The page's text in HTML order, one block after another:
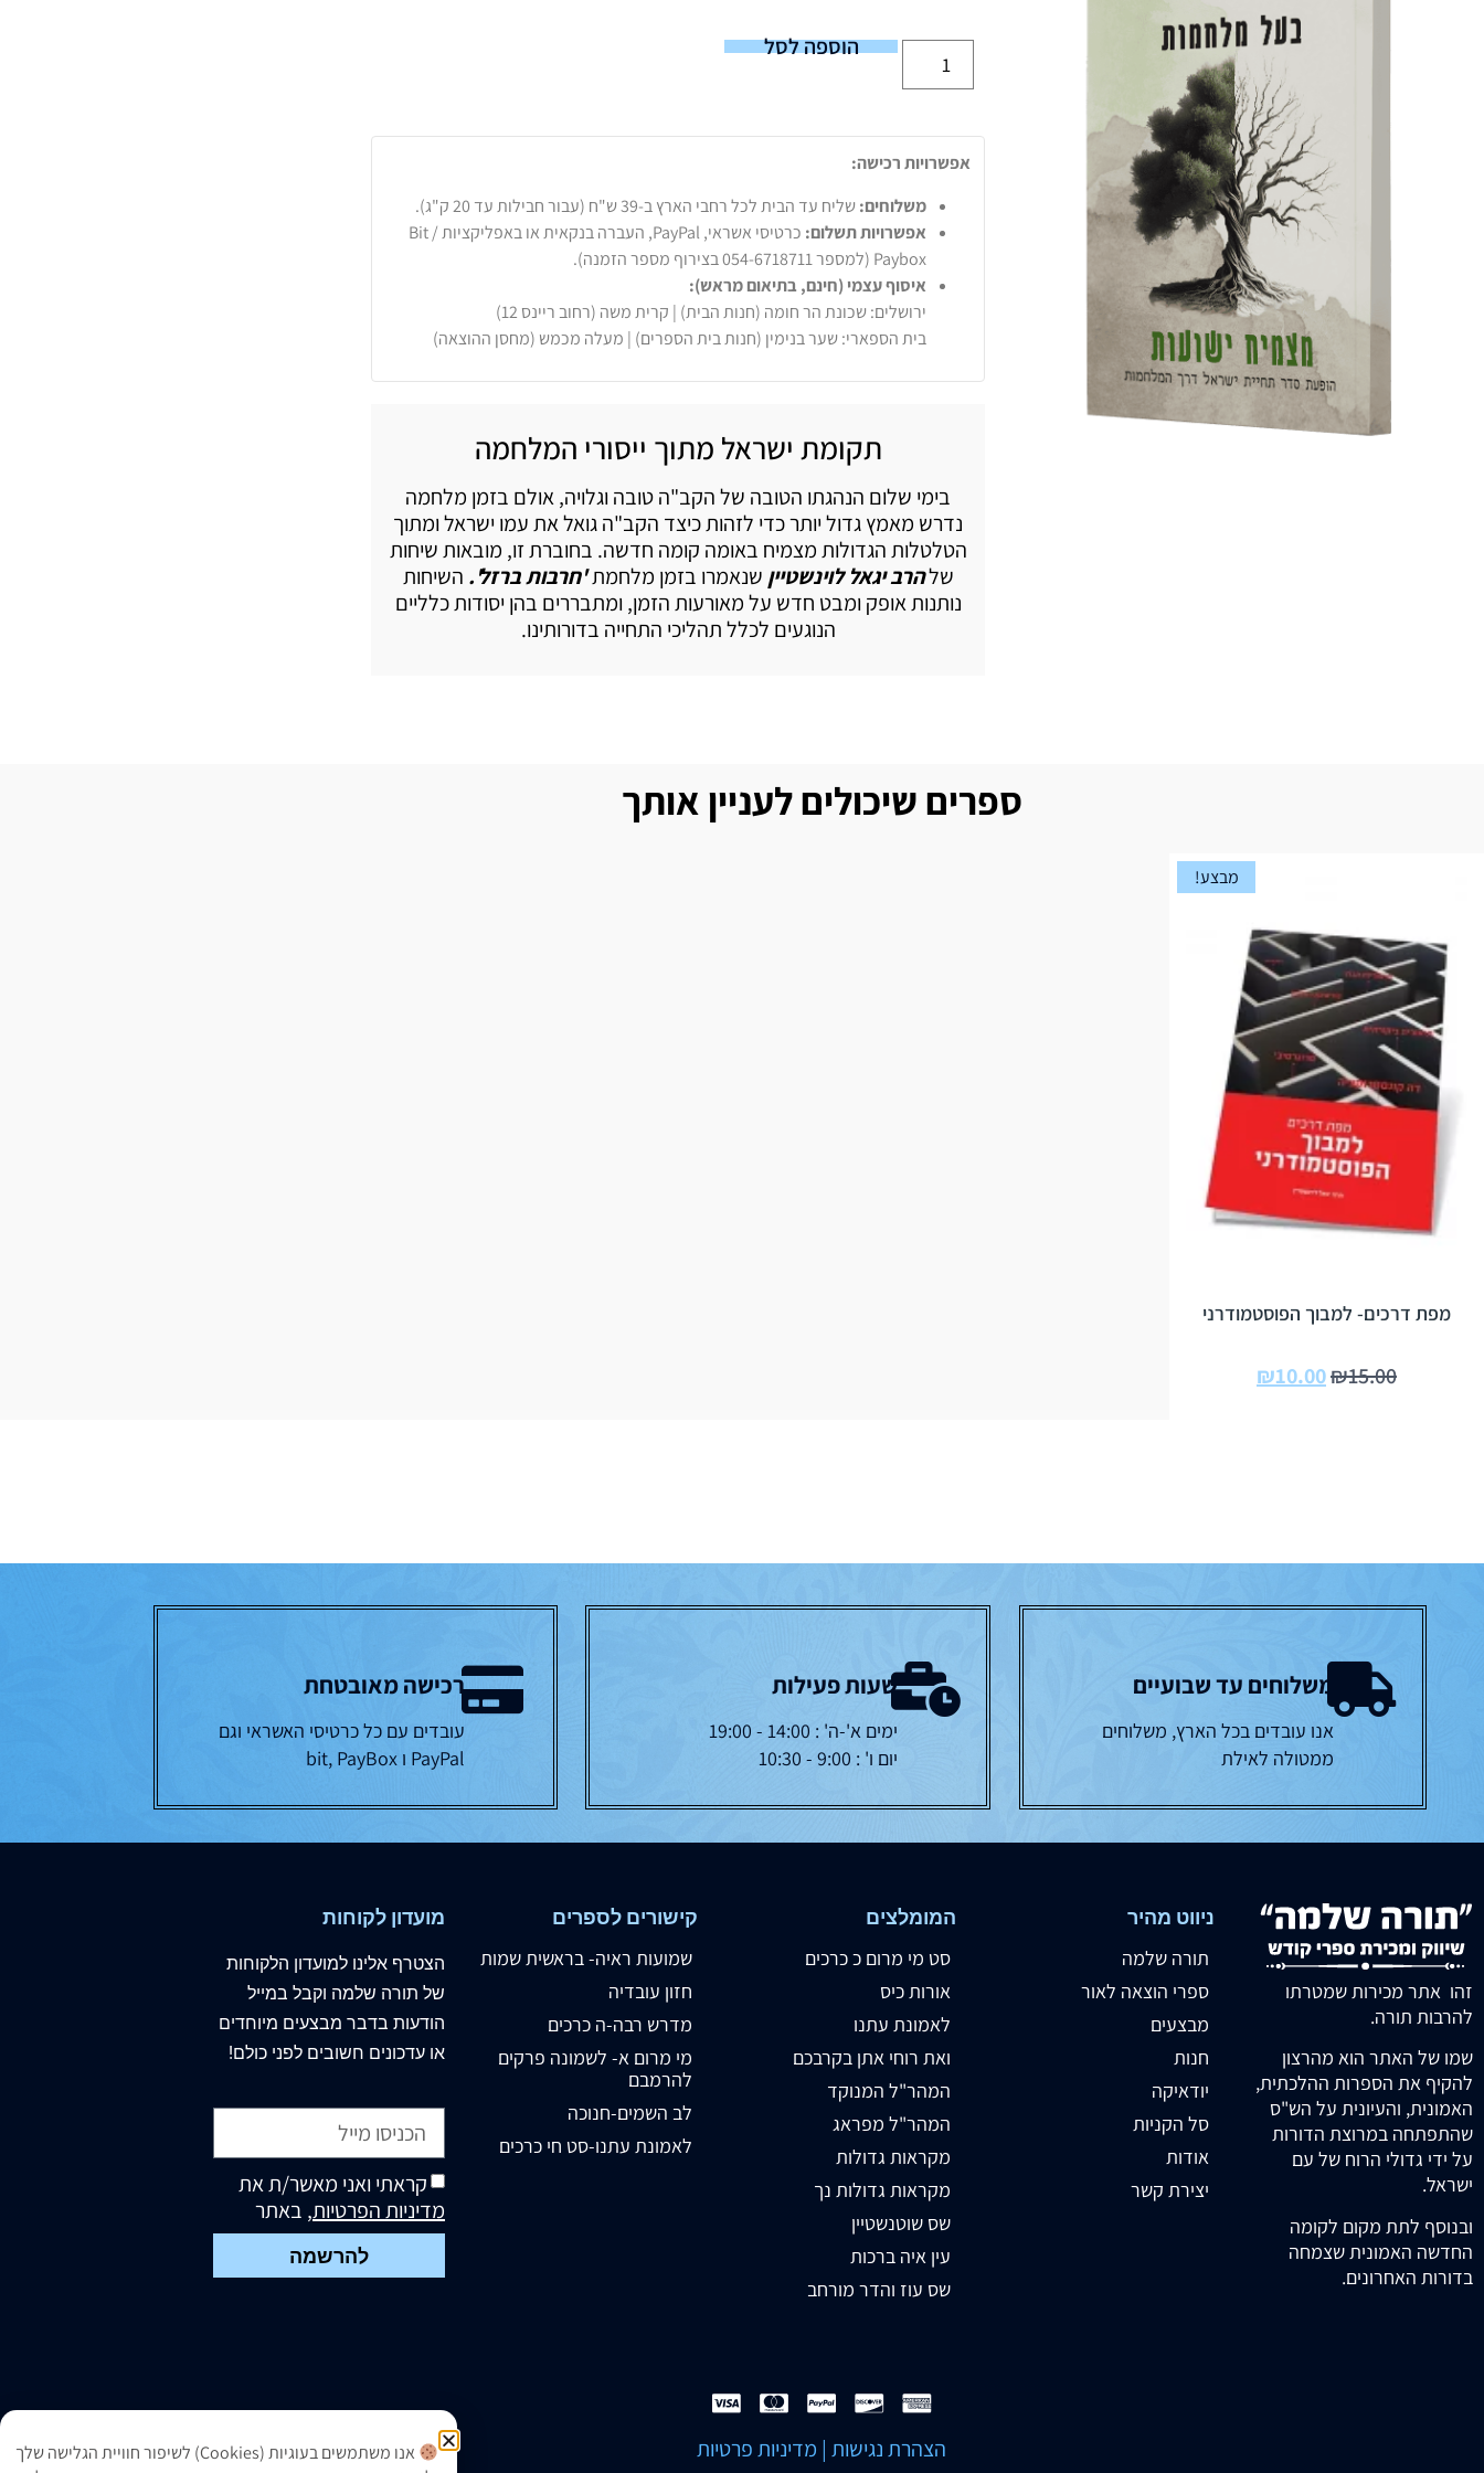
הוספה לסל
אפשרויות רכישה:
משלוחים:שליח עד הבית לכל רחבי הארץ ב-39 ש"ח (עבור חבילות עד 20 ק"ג).
אפשרויות תשלום:
כרטיסי אשראי, PayPal, העברה בנקאית או באפליקציות Bit /
Paybox (למספר 054-6718711 בצירוף מספר הזמנה).
איסוף עצמי (חינם, בתיאום מראש):
ירושלים: שכונת הר חומה (חנות הבית) | קרית משה (רחוב ריינס 12)
בית הספארי: שער בנימין (חנות בית הספרים) | מעלה מכמש (מחסן ההוצאה)
תקומת ישראל מתוך ייסורי המלחמה
בימי שלום הנהגתו הטובה של הקב"ה טובה וגלויה, אולם בזמן מלחמה
נדרש מאמץ גדול יותר כדי לזהות כיצד הקב"ה גואל את עמו ישראל ומתוך
הטלטלות הגדולות מצמיח באומה קומה חדשה. בחוברת זו, מובאות שיחות
שלהרב יגאל לוינשטיין שנאמרו בזמן מלחמת'חרבות ברזל'. השיחות
נותנות אופק ומבט חדש על מאורעות הזמן, ומתבררים בהן יסודות כלליים
הנוגעים לכלל תהליכי התחייה בדורותינו.
ספרים שיכולים לעניין אותך
מבצע!
מפת דרכים- למבוך הפוסטמודרני
₪15.00
₪10.00
משלוחים עד שבועיים
אנו עובדים בכל הארץ, משלוחים
ממטולה לאילת
שעות פעילות
ימים א'-ה' : 14:00 - 19:00
יום ו' : 9:00 - 10:30
רכישה מאובטחת
עובדים עם כל כרטיסי האשראי וגם
PayPal ו bit, PayBox
זהו אתר מכירות שמטרתו
להרבות תורה.
שמו של האתר הוא מהרצון
להקיף את הספרות ההלכתית,
האמונית, והעיונית על הש"ס
שהתפתחה במרוצת הדורות
על ידי גדולי הרוח של עם
ישראל.
ובנוסף לתת מקום לקומה
החדשה האמונית שצמחה
בדורות האחרונים.
ניווט מהיר
תורה שלמה
ספרי הוצאה לאור
מבצעים
חנות
יודאיקה
סל הקניות
אודות
יצירת קשר
המומלצים
סט מי מרום כ כרכים
אורות כיס
לאמונת עתנו
ואת רוחי אתן בקרבכם
המהר"ל המנוקד
המהר"ל מפראג
מקראות גדולות
מקראות גדולות נך
שס שוטנשטיין
עין איה ברכות
שס עוז והדר מורחב
קישורים לספרים
שמועות ראיה- בראשית שמות
חזון עובדיה
מדרש רבה-ה כרכים
מי מרום א- לשמונה פרקים
להרמבם
לב השמים-חנוכה
לאמונת עתנו-סט חי כרכים
מועדון לקוחות
הצטרף אלינו למועדון הלקוחות
של תורה שלמה וקבל במייל
הודעות בדבר מבצעים מיוחדים
או עדכונים חשובים לפני כולם!
קראתי ואני מאשר/ת את
מדיניות הפרטיות, באתר
להרשמה
הצהרת נגישות | מדיניות פרטיות
אנו משתמשים בעוגיות (Cookies) לשיפור חוויית הגלישה שלך